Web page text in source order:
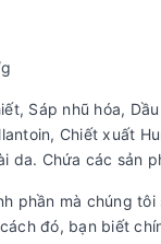
Sáp nhũ hóa,
Chiết xuất
da. Chứa các sản
phần mà chúng
đó, bạn biết